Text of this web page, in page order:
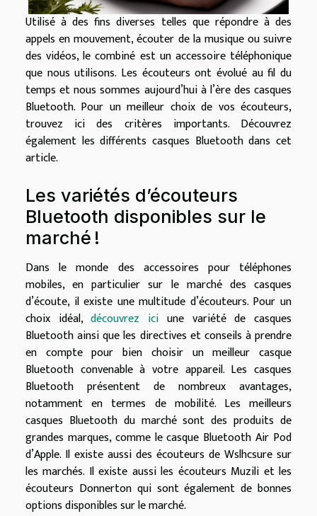
Utilisé à des fins diverses telles que répondre à des
appels en mouvement, écouter de la musique ou suivre
des vidéos, le combiné est un accessoire téléphonique
que nous utilisons. Les écouteurs ont évolué au fil du
temps et nous sommes aujourd’hui à l’ère des casques
Bluetooth. Pour un meilleur choix de vos écouteurs,
trouvez ici des critères importants. Découvrez
également les différents casques Bluetooth dans cet
article.
Les variétés d’écouteurs
Bluetooth disponibles sur le
marché !
Dans le monde des accessoires pour téléphones
mobiles, en particulier sur le marché des casques
d’écoute, il existe une multitude d’écouteurs. Pour un
choix idéal,découvrez ici une variété de casques
Bluetooth ainsi que les directives et conseils à prendre
en compte pour bien choisir un meilleur casque
Bluetooth convenable à votre appareil. Les casques
Bluetooth présentent de nombreux avantages,
notamment en termes de mobilité. Les meilleurs
casques Bluetooth du marché sont des produits de
grandes marques, comme le casque Bluetooth Air Pod
d’Apple. Il existe aussi des écouteurs de Wslhcsure sur
les marchés. Il existe aussi les écouteurs Muzili et les
écouteurs Donnerton qui sont également de bonnes
options disponibles sur le marché.